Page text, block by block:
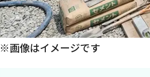
※画像はイメージです